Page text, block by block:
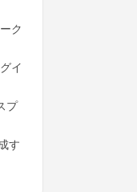
ク
イ
プ
す